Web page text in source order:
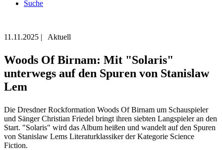
Suche
11.11.2025 | Aktuell
Woods Of Birnam: Mit "Solaris"
unterwegs auf den Spuren von Stanislaw
Lem
Die Dresdner Rockformation Woods Of Birnam um Schauspieler
und Sänger Christian Friedel bringt ihren siebten Langspieler an den
Start. "Solaris" wird das Album heißen und wandelt auf den Spuren
von Stanislaw Lems Literaturklassiker der Kategorie Science
Fiction.